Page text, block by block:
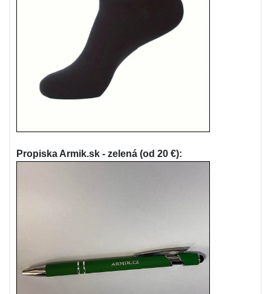
Propiska Armik.sk - zelená (od 20 €):